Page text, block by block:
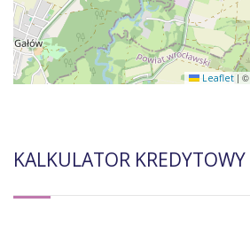
Leaflet | ©
KALKULATOR KREDYTOWY